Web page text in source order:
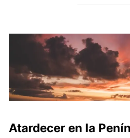
Atardecer en la